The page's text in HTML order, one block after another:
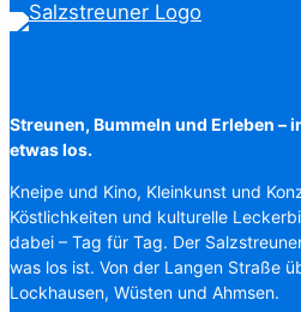
Streunen, Bummeln und Erleben –
etwas los.
Kneipe und Kino, Kleinkunst und
Köstlichkeiten und kulturelle
dabei – Tag für Tag. Der
was los ist. Von der Langen Straße
Lockhausen, Wüsten und Ahmsen.